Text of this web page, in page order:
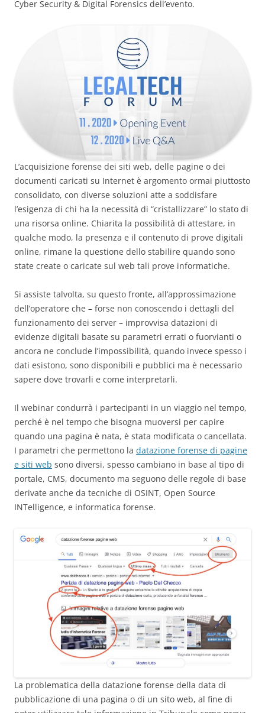
Cyber Security & Digital Forensics dell’evento.
L’acquisizione forense dei siti web, delle pagine o dei
documenti caricati su Internet è argomento ormai piuttosto
consolidato, con diverse soluzioni atte a soddisfare
l’esigenza di chi ha la necessità di “cristallizzare” lo stato di
una risorsa online. Chiarita la possibilità di attestare, in
qualche modo, la presenza e il contenuto di prove digitali
online, rimane la questione dello stabilire quando sono
state create o caricate sul web tali prove informatiche.
Si assiste talvolta, su questo fronte, all’approssimazione
dell’operatore che – forse non conoscendo i dettagli del
funzionamento dei server – improvvisa datazioni di
evidenze digitali basate su parametri errati o fuorvianti o
ancora ne conclude l’impossibilità, quando invece spesso i
dati esistono, sono disponibili e pubblici ma è necessario
sapere dove trovarli e come interpretarli.
Il webinar condurrà i partecipanti in un viaggio nel tempo,
perché è nel tempo che bisogna muoversi per capire
quando una pagina è nata, è stata modificata o cancellata.
I parametri che permettono la datazione forense di pagine
e siti web sono diversi, spesso cambiano in base al tipo di
portale, CMS, documento ma seguono delle regole di base
derivate anche da tecniche di OSINT, Open Source
INTelligence, e informatica forense.
La problematica della datazione forense della data di
pubblicazione di una pagina o di un sito web, al fine di